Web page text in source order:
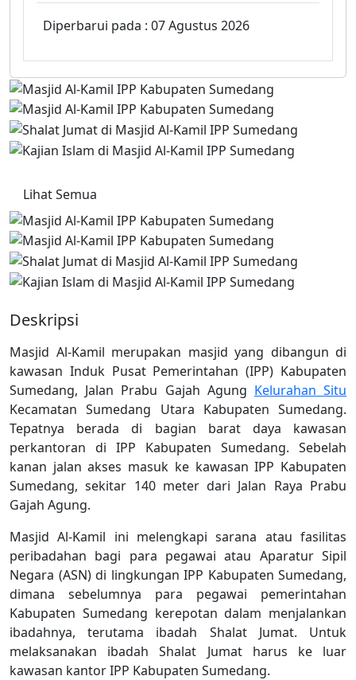
Diperbarui pada : 07 Agustus 2026
Lihat Semua
Deskripsi
Masjid Al-Kamil merupakan masjid yang dibangun di
kawasan Induk Pusat Pemerintahan (IPP) Kabupaten
Sumedang, Jalan Prabu Gajah Agung Kelurahan Situ
Kecamatan Sumedang Utara Kabupaten Sumedang.
Tepatnya berada di bagian barat daya kawasan
perkantoran di IPP Kabupaten Sumedang. Sebelah
kanan jalan akses masuk ke kawasan IPP Kabupaten
Sumedang, sekitar 140 meter dari Jalan Raya Prabu
Gajah Agung.
Masjid Al-Kamil ini melengkapi sarana atau fasilitas
peribadahan bagi para pegawai atau Aparatur Sipil
Negara (ASN) di lingkungan IPP Kabupaten Sumedang,
dimana sebelumnya para pegawai pemerintahan
Kabupaten Sumedang kerepotan dalam menjalankan
ibadahnya, terutama ibadah Shalat Jumat. Untuk
melaksanakan ibadah Shalat Jumat harus ke luar
kawasan kantor IPP Kabupaten Sumedang.